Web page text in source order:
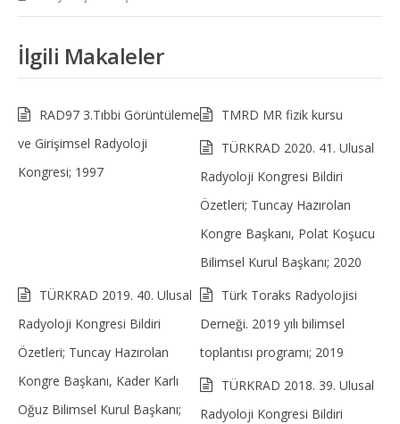
İlgili Makaleler
RAD97 3.Tıbbi Görüntüleme
ve Girişimsel Radyoloji
Kongresi; 1997
TMRD MR fizik kursu
TÜRKRAD 2020. 41. Ulusal
Radyoloji Kongresi Bildiri
Özetleri; Tuncay Hazırolan
Kongre Başkanı, Polat Koşucu
Bilimsel Kurul Başkanı; 2020
TÜRKRAD 2019. 40. Ulusal
Radyoloji Kongresi Bildiri
Özetleri; Tuncay Hazırolan
Kongre Başkanı, Kader Karlı
Oğuz Bilimsel Kurul Başkanı;
Türk Toraks Radyolojisi
Derneği. 2019 yılı bilimsel
toplantısı programı; 2019
TÜRKRAD 2018. 39. Ulusal
Radyoloji Kongresi Bildiri